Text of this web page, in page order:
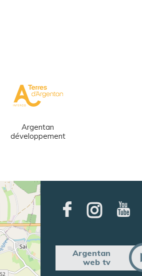
Argentan
développement
Argentan
web tv